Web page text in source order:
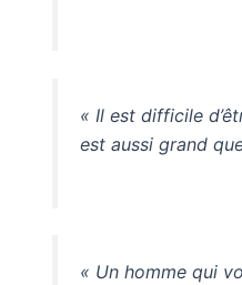
« Il est difficile
est aussi grand
« Un homme qui